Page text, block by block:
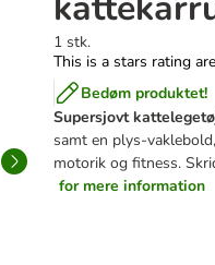
1 stk.
This is a stars rating
Bedøm produktet!
Supersjovt
samt en plys-
motorik og fitness.
for mere information